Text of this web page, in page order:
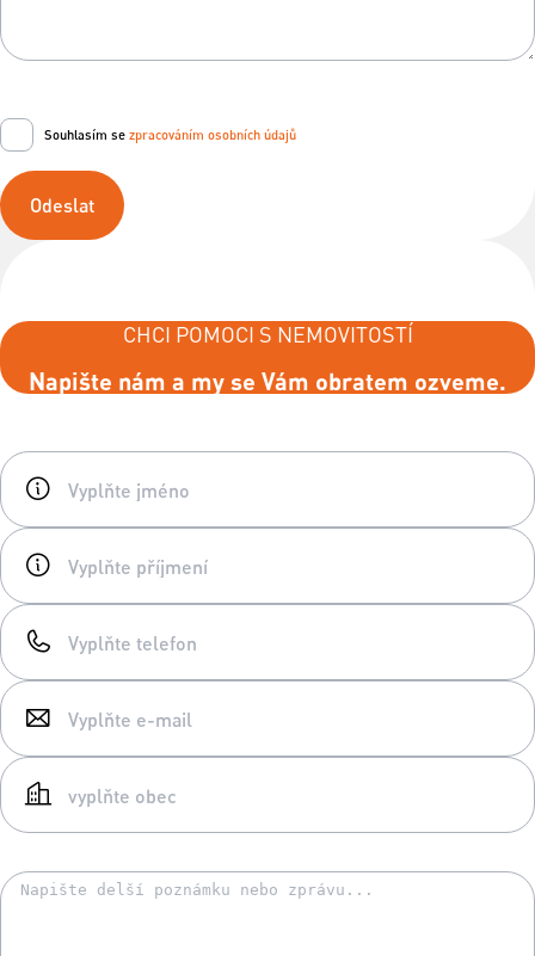
Souhlasím se zpracováním osobních údajů
Odeslat
CHCI POMOCI S NEMOVITOSTÍ
Napište nám a my se Vám obratem ozveme.